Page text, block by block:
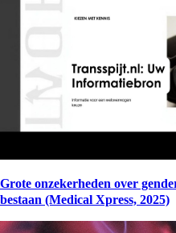
Grote onzekerheden over
bestaan (Medical Xpress, 2025)